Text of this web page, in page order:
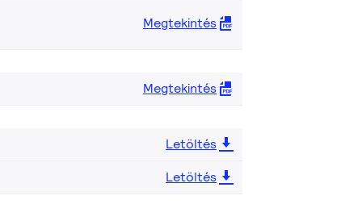
Megtekintés
Megtekintés
Letöltés
Letöltés